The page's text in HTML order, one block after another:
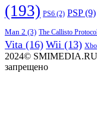
(193) PS6 (2) PSP(9)
Man 2 (3) The Callisto
Vita (16) Wii (13)
2024© SMIMEDIA.RU
запрещено